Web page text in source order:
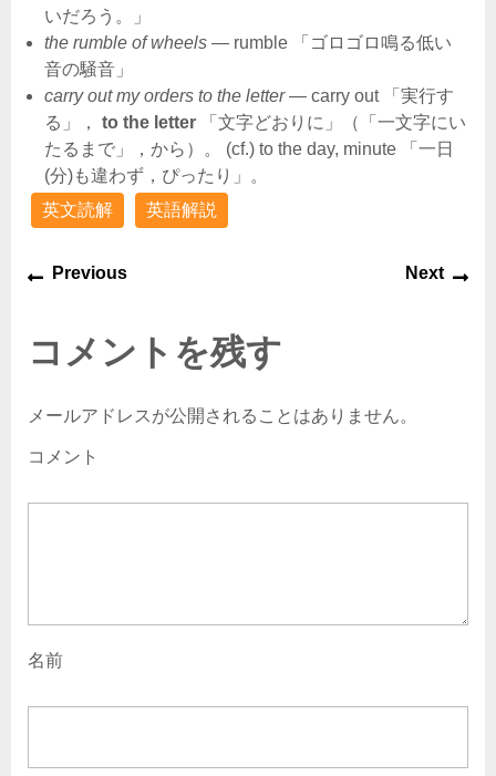
いだろう。」
the rumble of wheels ― rumble 「ゴロゴロ鳴る低い
音の騒音」
carry out my orders to the letter― carry out 「実行す
る」， to the letter 「文字どおりに」（「一文字にい
たるまで」，から）。 (cf.) to the day, minute 「一日
(分)も違わず，ぴったり」。
英文読解
英語解説
Previous Next
コメントを残す
メールアドレスが公開されることはありません。
コメント
名前